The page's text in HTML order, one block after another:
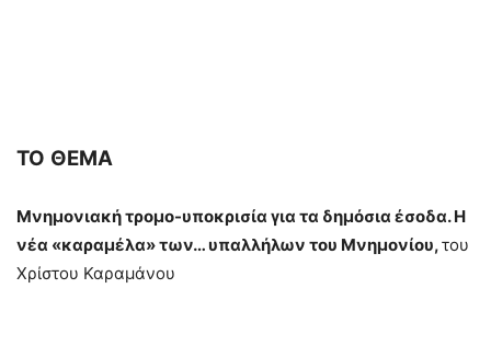
ΤΟ ΘΕΜΑ
Μνημονιακή τρομο-υποκρισία για τα δημόσια έσοδα. Η
νέα «καραμέλα» των… υπαλλήλων του Μνημονίου,του
Χρίστου Καραμάνου